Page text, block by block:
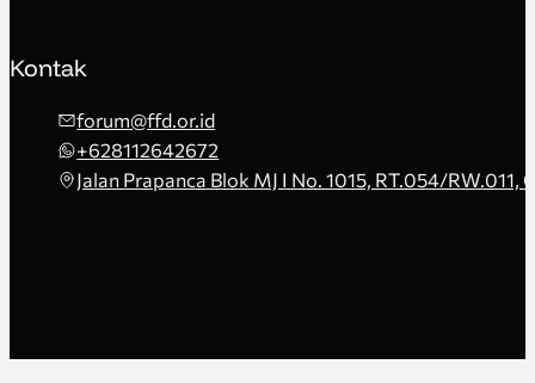
Kontak
forum@ffd.or.id
+628112642672
Jalan Prapanca Blok MJ I No. 1015, RT.054/